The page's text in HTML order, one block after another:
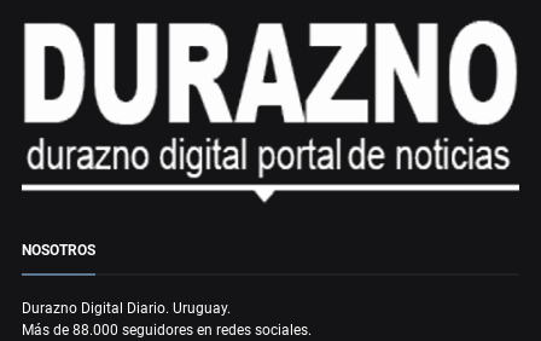
NOSOTROS
Durazno Digital Diario. Uruguay.
Más de 88.000 seguidores en redes sociales.